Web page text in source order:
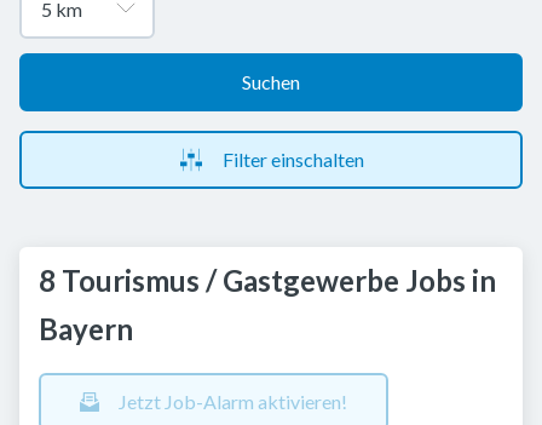
Suchen
Filter einschalten
8 Tourismus / Gastgewerbe Jobs in
Bayern
Jetzt Job-Alarm aktivieren!